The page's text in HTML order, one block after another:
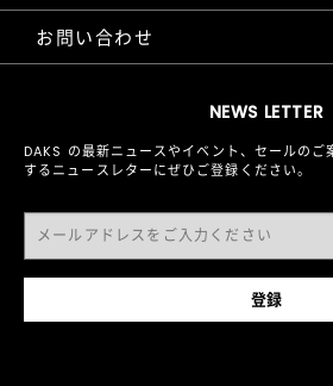
NEWS LETTER
DAKS の最新ニュースやイベント、セールのご
するニュースレターにぜひご登録ください。
お問い合わせ